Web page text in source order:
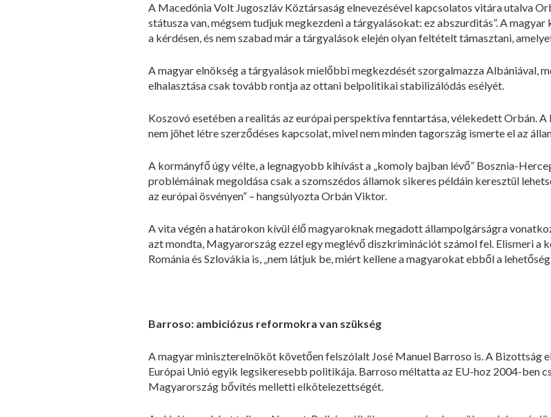
A Macedónia Volt Jugoszláv Köztársaság elnevezésével kapcsolatos vitára utalva
státusza van, mégsem tudjuk megkezdeni a tárgyalásokat: ez abszurditás”. A
a kérdésen, és nem szabad már a tárgyalások elején olyan feltételt támasztani,
A magyar elnökség a tárgyalások mielőbbi megkezdését szorgalmazza Albániával,
elhalasztása csak tovább rontja az ottani belpolitikai stabilizálódás esélyét.
Koszovó esetében a realitás az európai perspektíva fenntartása, vélekedett Orbán.
nem jöhet létre szerződéses kapcsolat, mivel nem minden tagország ismerte el az
A kormányfő úgy vélte, a legnagyobb kihívást a „komoly bajban lévő” Bosznia-
problémáinak megoldása csak a szomszédos államok sikeres példáin keresztül
az európai ösvényen” – hangsúlyozta Orbán Viktor.
A vita végén a határokon kívül élő magyaroknak megadott állampolgárságra
azt mondta, Magyarország ezzel egy meglévő diszkriminációt számol fel. Elismeri
Románia és Szlovákia is, „nem látjuk be, miért kellene a magyarokat ebből a
Barroso: ambiciózus reformokra van szükség
A magyar miniszterelnököt követően felszólalt José Manuel Barroso is. A Bizottság
Európai Unió egyik legsikeresebb politikája. Barroso méltatta az EU-hoz 2004-ben
Magyarország bővítés melletti elkötelezettségét.